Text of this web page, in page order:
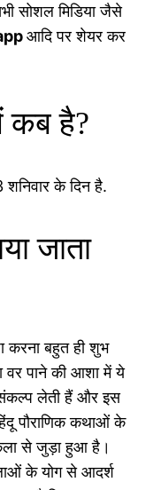
सोशल मिडिया जैसे
आदि पर शेयर कर
कब है?
के दिन है.
जाता
करना बहुत ही शुभ
वर पाने की आशा में ये
संकल्प लेती हैं और इस
पौराणिक कथाओं के
से जुड़ा हुआ है।
के योग से आदर्श